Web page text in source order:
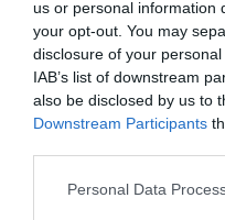
us or personal information
your opt-out. You may
disclosure of your
IAB’s list of downstream
also be disclosed by us to
Downstream Participants
Please note that this
Personal Data